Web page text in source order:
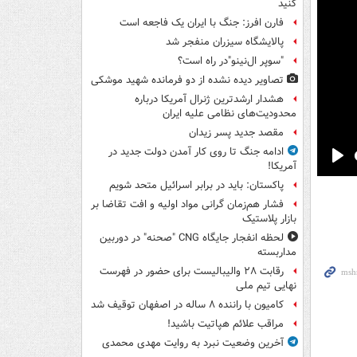
کنید
فارن افرز: جنگ با ایران یک فاجعه است
پالایشگاه سیزران منفجر شد
"سوپر ال‌نینو"در راه است؟
تصاویر دیده‌ نشده از دو فرمانده شهید موشکی
هشدار ارشدترین ژنرال آمریکا درباره
محدودیت‌های نظامی علیه ایران
مقصد جدید پسر زیدان
ادامه جنگ تا روی کار آمدن دولت جدید در
آمریکا!
پاکستان: باید در برابر اسرائیل متحد شویم
فشار هم‌زمان گرانی مواد اولیه و افت تقاضا بر
بازار پلاستیک
لحظه انفجار جایگاه CNG "صحنه" در دوربین
مداربسته
رقابت ۲۸ والیبالیست برای حضور در فهرست
نهایی تیم ملی
کامیون با راننده ۸ ساله در اصفهان توقیف شد
مراقب علائم هپاتیت باشید!
آخرین وضعیت نبرد به روایت مهدی محمدی